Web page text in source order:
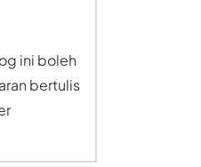
ini boleh
bertulis